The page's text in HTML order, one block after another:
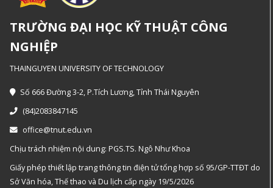
TRƯỜNG ĐẠI HỌC KỸ THUẬT CÔNG
NGHIỆP
THAINGUYEN UNIVERSITY OF TECHNOLOGY
Số 666 Đường 3-2, P.Tích Lương, Tỉnh Thái Nguyên
(84)2083847145
office@tnut.edu.vn
Chịu trách nhiệm nội dung: PGS.TS. Ngô Như Khoa
Giấy phép thiết lập trang thông tin điện tử tổng hợp số 95/GP-TTĐT do
Sở Văn hóa, Thế thao và Du lịch cấp ngày 19/5/2026